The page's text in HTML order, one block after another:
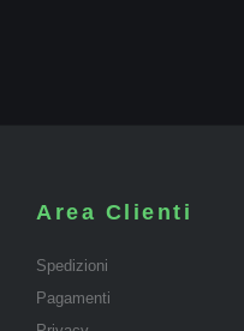
Area Clienti
Spedizioni
Pagamenti